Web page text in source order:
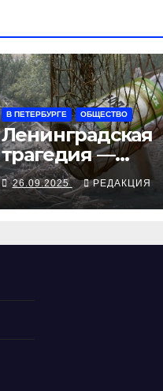
В ПЕТЕРБУРГЕ ОБЩЕСТВО
Ленинградская
трагедия —
серия смертей
алкосуррогата
26.09.2025 РЕДАКЦИЯ